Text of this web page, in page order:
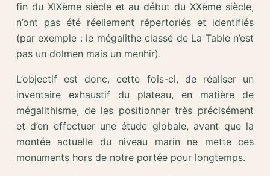
fin du XIXème siècle et au début du XXème siècle,
n’ont pas été réellement répertoriés et identifiés
(par exemple : le mégalithe classé de La Table n’est
pas un dolmen mais un menhir).
L’objectif est donc, cette fois-ci, de réaliser un
inventaire exhaustif du plateau, en matière de
mégalithisme, de les positionner très précisément
et d’en effectuer une étude globale, avant que la
montée actuelle du niveau marin ne mette ces
monuments hors de notre portée pour longtemps.